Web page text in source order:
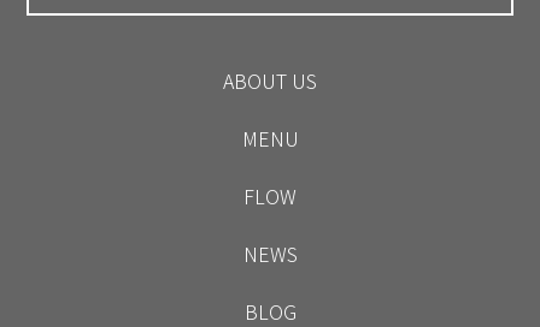
ABOUT US
MENU
FLOW
NEWS
BLOG